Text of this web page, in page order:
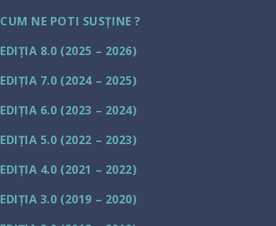
CUM NE POTI SUSȚINE ?
EDIȚIA 8.0 (2025 – 2026)
EDIȚIA 7.0 (2024 – 2025)
EDIȚIA 6.0 (2023 – 2024)
EDIȚIA 5.0 (2022 – 2023)
EDIȚIA 4.0 (2021 – 2022)
EDIȚIA 3.0 (2019 – 2020)